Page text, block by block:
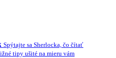
Spýtajte sa Sherlocka, čo čítať
tipy ušité na mieru vám